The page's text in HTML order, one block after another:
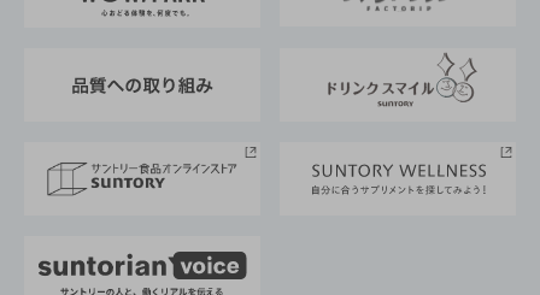
企業概要
採用情報